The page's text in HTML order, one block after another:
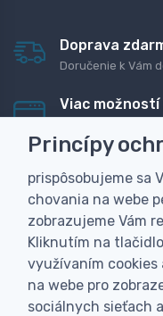
Doprava
Doručenie k Vám
Viac
dobierku
Personalizácia
Vyrobíme Vám
Skúsenosť
Široký sortiment,
Princípy
prispôsobujeme sa
chovania na webe
zobrazujeme Vám
Kliknutím na
využívaním
na webe pro
sociálnych sieťach